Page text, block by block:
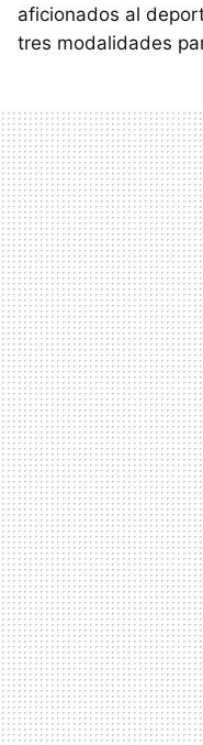
aficionados al
tres modalidades